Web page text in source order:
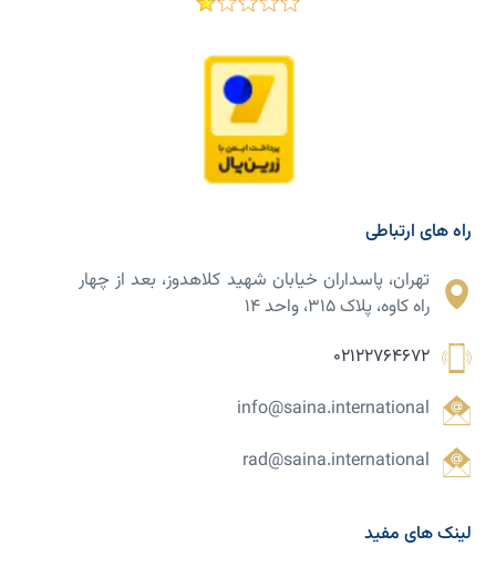
راه های ارتباطی
تهران، پاسداران خیابان شهید کلاهدوز، بعد از چهار
راه کاوه، پلاک ۳۱۵، واحد ۱۴
02122764672
info@saina.international
rad@saina.international
لینک های مفید